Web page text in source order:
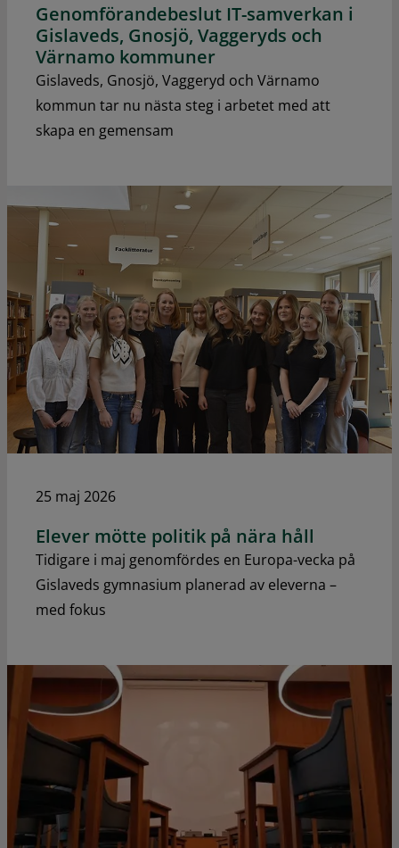
Genomförandebeslut IT-samverkan i
Gislaveds, Gnosjö, Vaggeryds och
Värnamo kommuner
Gislaveds, Gnosjö, Vaggeryd och Värnamo
kommun tar nu nästa steg i arbetet med att
skapa en gemensam
25 maj 2026
Elever mötte politik på nära håll
Tidigare i maj genomfördes en Europa-vecka på
Gislaveds gymnasium planerad av eleverna –
med fokus